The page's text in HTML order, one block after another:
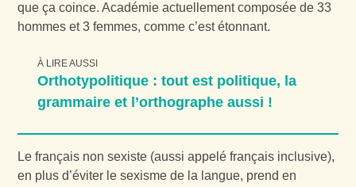
que ça coince. Académie actuellement composée de 33
hommes et 3 femmes, comme c’est étonnant.
À LIRE AUSSI
Orthotypolitique : tout est politique, la
grammaire et l’orthographe aussi !
Le français non sexiste (aussi appelé français inclusive),
en plus d’éviter le sexisme de la langue, prend en